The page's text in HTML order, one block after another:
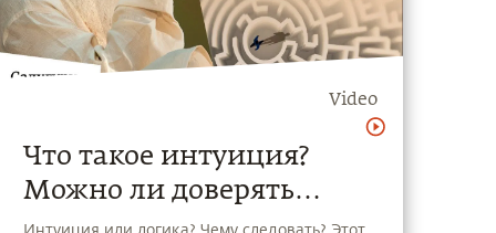
Video
Что такое интуиция?
Можно ли доверять
интуиции?